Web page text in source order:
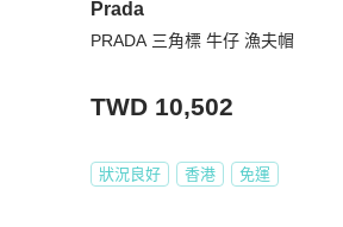
Prada
PRADA 三角標 牛仔 漁夫帽
TWD 10,502
狀況良好 香港 免運